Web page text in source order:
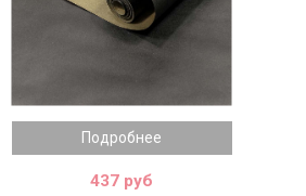
Подробнее
437 руб